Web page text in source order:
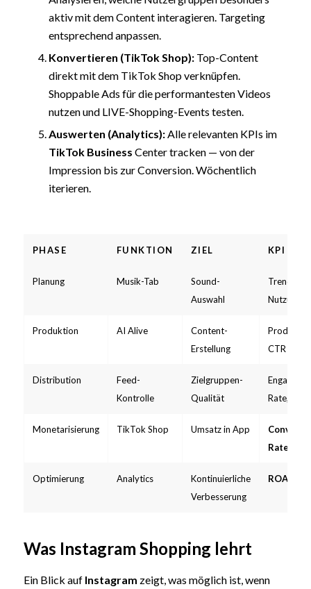
aktiv mit dem Content interagieren. Targeting
entsprechend anpassen.
Konvertieren (TikTok Shop):Top-Content
direkt mit dem TikTok Shop verknüpfen.
Shoppable Ads für die performantesten Videos
nutzen und LIVE-Shopping-Events testen.
Auswerten (Analytics):Alle relevanten KPIs im
TikTok Business Center tracken — von der
Impression bis zur Conversion. Wöchentlich
iterieren.
PHASE FUNKTION ZIEL KPI
Planung Musik-Tab
Sound-
Auswahl
Trend-
Produktion AI Alive
Content-
Erstellung
CTR
Distribution
Feed-
Kontrolle
Zielgruppen-
Qualität
Rate, CPM
Monetarisierung TikTok Shop Umsatz in App
Rate
Optimierung Analytics
Kontinuierliche
Verbesserung
ROAS
Was Instagram Shopping lehrt
Ein Blick auf Instagram zeigt, was möglich ist, wenn